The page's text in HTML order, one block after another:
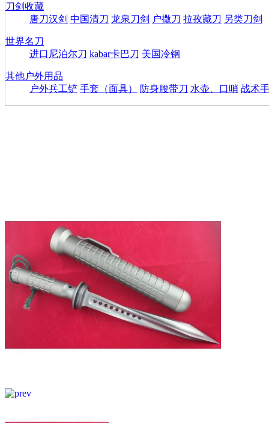
刀剑收藏
唐刀汉剑 中国清刀 龙泉刀剑 户撒刀 拉孜藏刀 另类刀剑
世界名刀
进口尼泊尔刀 kabar卡巴刀 美国冷钢
其他户外用品
户外兵工铲 手套（面具） 防身腰带刀 水壶、口哨 战术